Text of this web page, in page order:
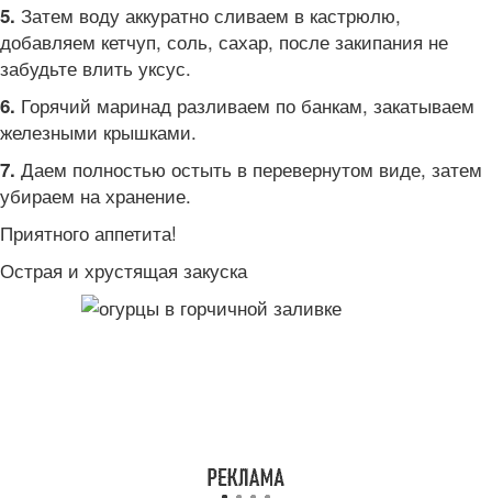
5. Затем воду аккуратно сливаем в кастрюлю,
добавляем кетчуп, соль, сахар, после закипания не
забудьте влить уксус.
6. Горячий маринад разливаем по банкам, закатываем
железными крышками.
7. Даем полностью остыть в перевернутом виде, затем
убираем на хранение.
Приятного аппетита!
Острая и хрустящая закуска